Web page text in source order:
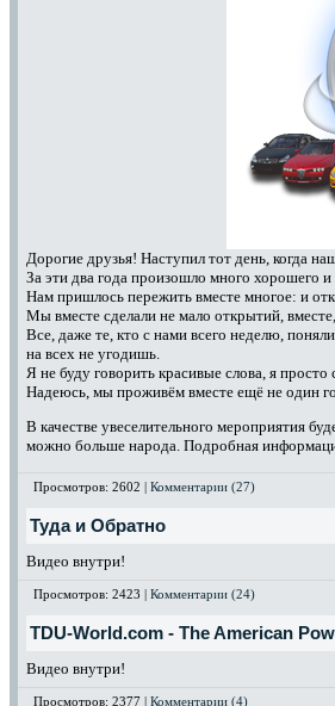
Дорогие друзья! Наступил тот день, когда
За эти два года произошло много хорошего и
Нам пришлось пережить вместе многое: и
Мы вместе сделали не мало открытий,
Все, даже те, кто с нами всего неделю,
на всех не угодишь.
Я не буду говорить красивые слова, я
Надеюсь, мы проживём вместе ещё не один
В качестве увеселительного мероприятия
можно больше народа. Подробная
Просмотров: 2602 | Комментарии (27)
Туда и Обратно
Видео внутри!
Просмотров: 2423 | Комментарии (24)
TDU-World.com - The American
Видео внутри!
Просмотров: 2377 | Комментарии (4)